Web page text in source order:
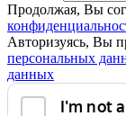
Продолжая, Вы
Авторизуясь, Вы
персональных
данных